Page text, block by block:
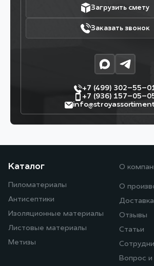
Загрузить смету
Заказать звонок
+7 (499)
+7 (936)
Каталог
Пиломатериалы
Антисептики
Изоляционные материалы
Листовые материалы
Метизы
О
О
Отзывы
Статьи
Вопрос и